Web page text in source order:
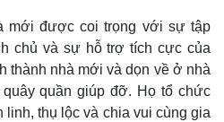
mới được coi trọng với sự tập
chủ và sự hỗ trợ tích cực của
thành nhà mới và dọn về ở nhà
quần giúp đỡ. Họ tổ chức
linh, thụ lộc và chia vui cùng gia